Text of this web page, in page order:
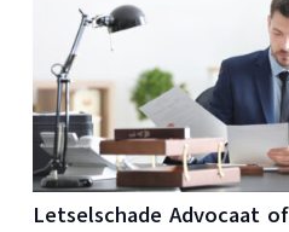
Letselschade Advocaat